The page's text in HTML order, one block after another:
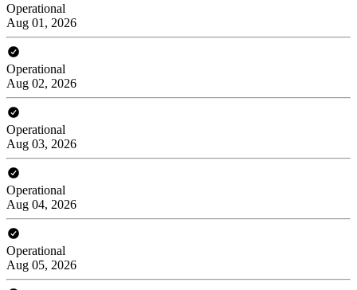
Operational
Aug 01, 2026
Operational
Aug 02, 2026
Operational
Aug 03, 2026
Operational
Aug 04, 2026
Operational
Aug 05, 2026